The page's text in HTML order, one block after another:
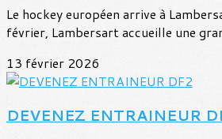
Le hockey européen arrive à
février, Lambersart accueille une
13 février 2026
DEVENEZ ENTRAINEUR